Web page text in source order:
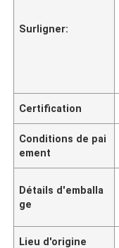
Surligner:
Certification
Conditions de pai
ement
Détails d'emballa
ge
Lieu d'origine